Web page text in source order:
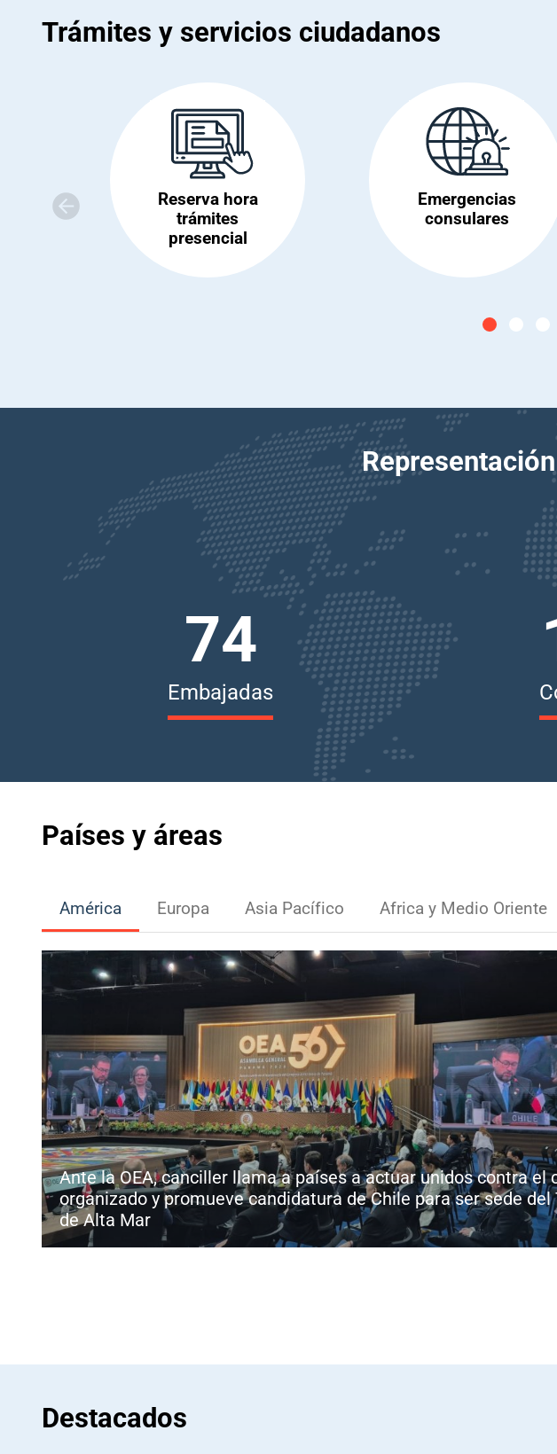
Trámites y servicios ciudadanos
Reserva hora
trámites
presencial
Emergencias
consulares
74
Embajadas
Países y áreas
América Europa Asia Pacífico Africa y Medio Oriente
Ante la OEA, canciller llama a países a actuar unidos contra el
organizado y promueve candidatura de Chile para ser sede del
de Alta Mar
Destacados